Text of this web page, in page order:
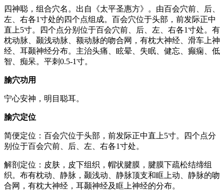
四神聪，组合穴名。出自《太平圣惠方》。由百会穴前、后、
左、右各1寸处的四个点组成。百会穴位于头部，前发际正中
直上5寸。四个点分别位于百会穴前、后、左、右各1寸处。有
枕动脉、颞浅动脉、额动脉的吻合网，有枕大神经、滑车上神
经、耳颞神经分布。主治头痛、眩晕、失眠、健忘、癫痫、低
智、痴呆。平刺0.5-1寸。
腧穴功用
宁心安神，明目聪耳。
腧穴定位
简便定位：百会穴位于头部，前发际正中直上5寸。四个点分
别位于百会穴前、后、左、右各1寸处。
解剖定位：皮肤，皮下组织，帽状腱膜，腱膜下疏松结缔组
织。布有枕动、静脉，颞浅动、静脉顶支和眶上动、静脉的吻
合网，有枕大神经，耳颞神经及眶上神经的分布。